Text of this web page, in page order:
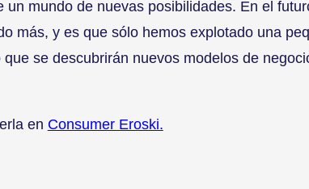
un mundo de nuevas posibilidades. En el
más, y es que sólo hemos explotado una
se descubrirán nuevos modelos de
en Consumer Eroski.